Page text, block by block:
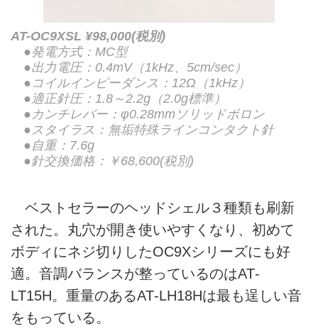
AT-OC9XSL ¥98,000(税別)
●発電方式：MC型
●出力電圧：0.4mV（1kHz、5cm/sec）
●コイルインピーダンス：12Ω（1kHz）
●適正針圧：1.8～2.2g（2.0g標準）
●カンチレバー：φ0.28mmソリッドボロン
●スタイラス：無垢特殊ラインコンタクト針
●自重：7.6g
●針交換価格：￥68,600(税別)
ベストセラーのヘッドシェル３種類も刷新
された。丸穴が開き使いやすくなり、初めて
ボディにネジ切りしたOC9Xシリーズにも好
適。音調バランスが整っているのはAT‐
LT15H。重量のあるAT‐LH18Hは最も逞しい音
をもっている。